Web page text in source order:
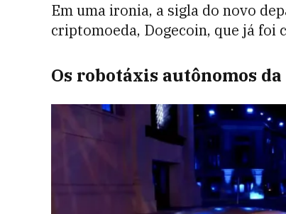
Em uma ironia, a sigla do novo
criptomoeda, Dogecoin, que já foi
Os robotáxis autônomos